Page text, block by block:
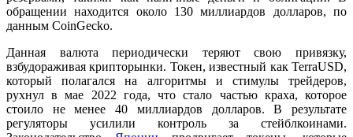
обращении находится около 130 миллиардов долларов, по
данным CoinGecko.
Данная валюта периодически теряют свою привязку,
взбудораживая крипторынки. Токен, известный как TerraUSD,
который полагался на алгоритмы и стимулы трейдеров,
рухнул в мае 2022 года, что стало частью краха, которое
стоило не менее 40 миллиардов долларов. В результате
регуляторы усилили контроль за стейблкоинами.